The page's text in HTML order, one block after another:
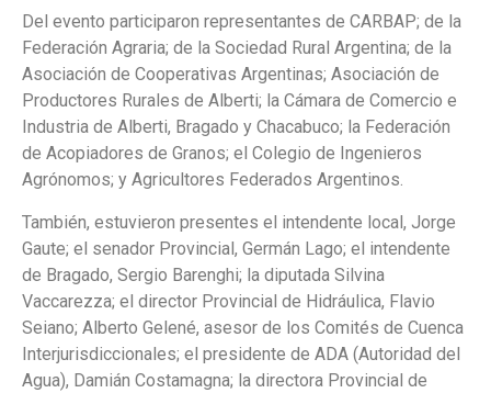
Del evento participaron representantes de CARBAP; de la
Federación Agraria; de la Sociedad Rural Argentina; de la
Asociación de Cooperativas Argentinas; Asociación de
Productores Rurales de Alberti; la Cámara de Comercio e
Industria de Alberti, Bragado y Chacabuco; la Federación
de Acopiadores de Granos; el Colegio de Ingenieros
Agrónomos; y Agricultores Federados Argentinos.
También, estuvieron presentes el intendente local, Jorge
Gaute; el senador Provincial, Germán Lago; el intendente
de Bragado, Sergio Barenghi; la diputada Silvina
Vaccarezza; el director Provincial de Hidráulica, Flavio
Seiano; Alberto Gelené, asesor de los Comités de Cuenca
Interjurisdiccionales; el presidente de ADA (Autoridad del
Agua), Damián Costamagna; la directora Provincial de